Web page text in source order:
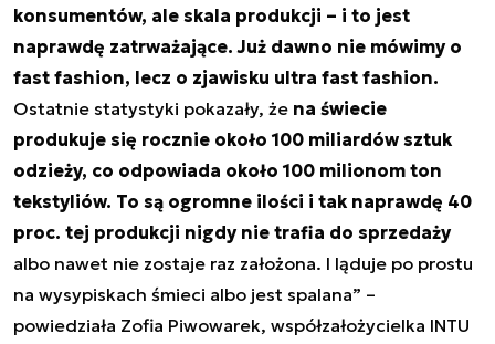
konsumentów, ale skala produkcji – i to jest
naprawdę zatrważające. Już dawno nie mówimy o
fast fashion, lecz o zjawisku ultra fast fashion.
Ostatnie statystyki pokazały, że na świecie
produkuje się rocznie około 100 miliardów sztuk
odzieży, co odpowiada około 100 milionom ton
tekstyliów. To są ogromne ilości i tak naprawdę 40
proc. tej produkcji nigdy nie trafia do sprzedaży
albo nawet nie zostaje raz założona. I ląduje po prostu
na wysypiskach śmieci albo jest spalana” –
powiedziała Zofia Piwowarek, współzałożycielka INTU